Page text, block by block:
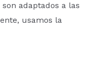
adaptados a las
usamos la